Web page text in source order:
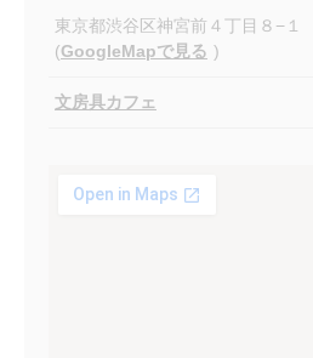
東京都渋谷区神宮前４丁目８−１
(GoogleMapで見る )
文房具カフェ